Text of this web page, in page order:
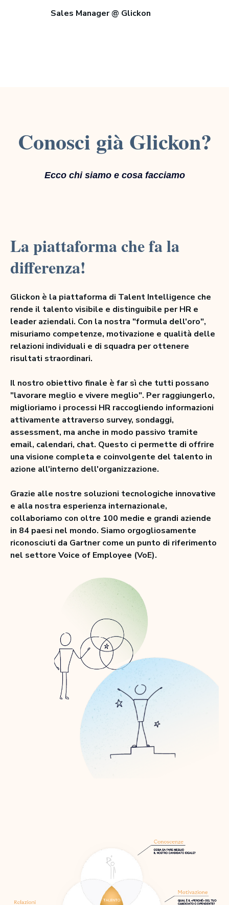
Sales Manager @ Glickon
Conosci già Glickon?
Ecco chi siamo e cosa facciamo
La piattaforma che fa la
differenza!
Glickon è la piattaforma di Talent Intelligence che
rende il talento visibile e distinguibile per HR e
leader aziendali. Con la nostra "formula dell'oro",
misuriamo competenze, motivazione e qualità delle
relazioni individuali e di squadra per ottenere
risultati straordinari.
Il nostro obiettivo finale è far sì che tutti possano
"lavorare meglio e vivere meglio". Per raggiungerlo,
miglioriamo i processi HR raccogliendo informazioni
attivamente attraverso survey, sondaggi,
assessment, ma anche in modo passivo tramite
email, calendari, chat. Questo ci permette di offrire
una visione completa e coinvolgente del talento in
azione all'interno dell'organizzazione.
Grazie alle nostre soluzioni tecnologiche innovative
e alla nostra esperienza internazionale,
collaboriamo con oltre 100 medie e grandi aziende
in 84 paesi nel mondo. Siamo orgogliosamente
riconosciuti da Gartner come un punto di riferimento
nel settore Voice of Employee (VoE).